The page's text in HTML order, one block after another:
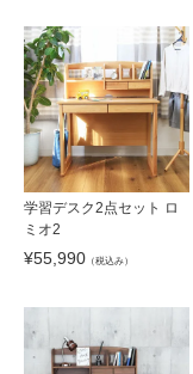
学習デスク2点セット ロ
ミオ2
¥55,990 （税込み）